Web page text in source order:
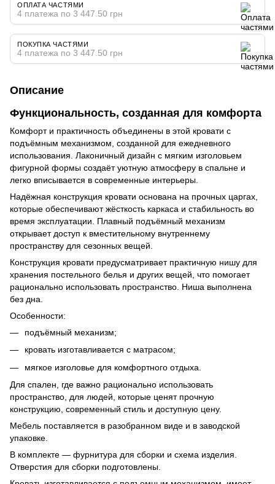
ОПЛАТА ЧАСТЯМИ
4 платежа по 3 447.50 грн
ПОКУПКА ЧАСТЯМИ
4 платежа по 3 447.50 грн
Описание
Функциональность, созданная для комфорта
Комфорт и практичность объединены в этой кровати с
подъёмным механизмом, созданной для ежедневного
использования. Лаконичный дизайн с мягким изголовьем
фигурной формы создаёт уютную атмосферу в спальне и
легко вписывается в современные интерьеры.
Надёжная конструкция кровати основана на прочных царгах,
которые обеспечивают жёсткость каркаса и стабильность во
время эксплуатации. Плавный подъёмный механизм
открывает доступ к вместительному внутреннему
пространству для сезонных вещей.
Конструкция кровати предусматривает практичную нишу для
хранения постельного белья и других вещей, что помогает
рационально использовать пространство. Ниша выполнена
без дна.
Особенности:
подъёмный механизм;
кровать изготавливается с матрасом;
мягкое изголовье для комфортного отдыха.
Для спален, где важно рационально использовать
пространство, для людей, которые ценят прочную
конструкцию, современный стиль и доступную цену.
Мебель поставляется в разобранном виде и в заводской
упаковке.
В комплекте — фурнитура для сборки и схема изделия.
Отверстия для сборки подготовлены.